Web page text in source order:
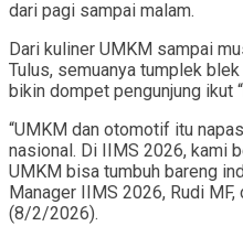
dari pagi sampai malam.
Dari kuliner UMKM sampai
Tulus, semuanya tumplek
bikin dompet pengunjung ikut
“UMKM dan otomotif itu
nasional. Di IIMS 2026, kami
UMKM bisa tumbuh bareng
Manager IIMS 2026, Rudi
(8/2/2026).